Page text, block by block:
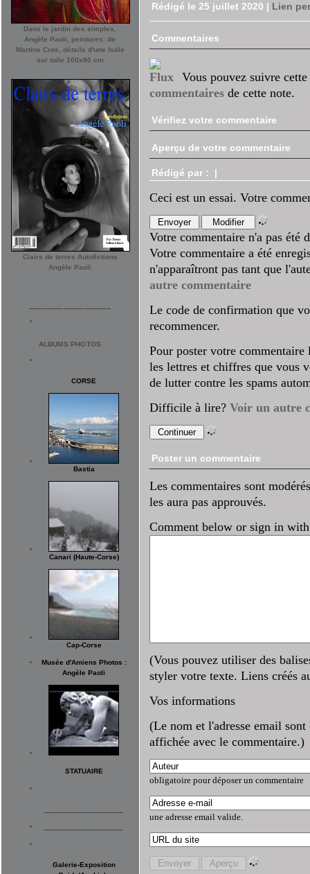
Dans le jardin des simples,
Angèle Paoli, peintures: de
Martine Cros, détails d'une huile
sur toile 100x80 cm
Clairs de terres Autofictions
Angèle Paoli
ALBUMS PHOTOS
CORSE
Bastia
Canari (Haute-Corse)
Cap-Corse
Musée d'Amiens Photos :
Angèle Paoli
STATUAIRE
Galerie-Exposition
Rédigé le 25 juillet 2020 Lien
Commentaires
Vous pouvez suivre
commentaires de cette note.
Vérifiez votre commentaire
Aperçu de votre commentaire
Rédigé par :
Ceci est un essai. Votre
Votre commentaire n'a pas été
Votre commentaire a été
n'apparaîtront pas tant que
autre commentaire
Le code de confirmation que
recommencer.
Pour poster votre commentaire
les lettres et chiffres que vous
de lutter contre les spams
Difficile à lire? Voir un autre
Poster un commentaire
Les commentaires sont
les aura pas approuvés.
Comment below or sign in with
(Vous pouvez utiliser des
styler votre texte. Liens créés
Vos informations
(Le nom et l'adresse email
affichée avec le commentaire.)
obligatoire pour déposer un commentaire
une adresse email valide.